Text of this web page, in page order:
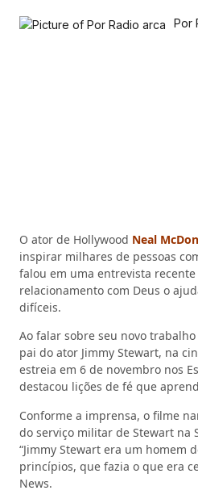
Por
O ator de Hollywood Neal
inspirar milhares de pessoas
falou em uma entrevista recente
relacionamento com Deus o
difíceis.
Ao falar sobre seu novo
pai do ator Jimmy Stewart, na
estreia em 6 de novembro nos
destacou lições de fé que
Conforme a imprensa, o filme
do serviço militar de Stewart na
“Jimmy Stewart era um homem
princípios, que fazia o que era
News.